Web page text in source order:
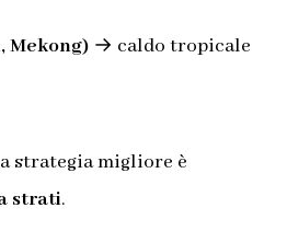
Mekong) → caldo tropicale
strategia migliore è
strati.